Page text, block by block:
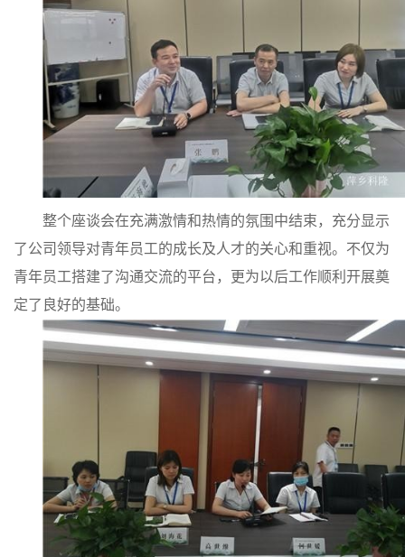
言
整个座谈会在充满激情和热情的氛围中结束，充分显示
了公司领导对青年员工的成长及人才的关心和重视。不仅为
青年员工搭建了沟通交流的平台，更为以后工作顺利开展奠
定了良好的基础。